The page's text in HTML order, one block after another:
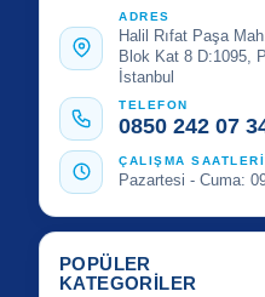
ADRES
Halil Rıfat Paşa
Blok Kat 8 D:1095,
İstanbul
TELEFON
0850 242 07
ÇALIŞMA SAATLERİ
Pazartesi - Cuma:
POPÜLER
KATEGORİLER